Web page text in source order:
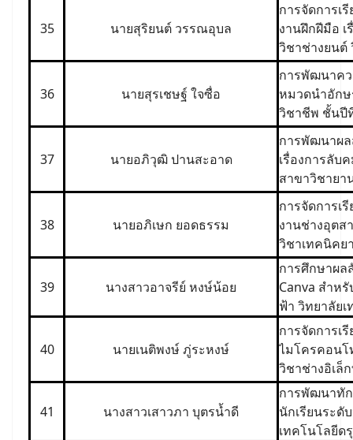
35 นายสุริยนต์ วรรณอุบล
การจัดการเ
งานฝึกฝีมือ
วิชาช่างยนต์
36 นายสุรเชษฐ์ ใจซื่อ
การพัฒนาคว
หมวดนำอักษ
วิชาชีพ ชั้นปี
37 นายอภิวุฒิ ปานสะอาด
การพัฒนาผล
เรื่องการลับ
สาขาวิชายา
38 นายอภิเษก ยอดธรรม
การจัดการเ
งานช่างอุตส
วิชาเทคนิคย
39 นางสาวอาจรีย์ หงษ์น้อย
การศึกษาผล
Canva สำห
ฟ้า วิทยาลัย
40 นายเนติพงษ์ ภู่ระหงษ์
การจัดการเ
ไมโครคอนโ
วิชาช่างอิเล็
41 นางสาวเสาวภา บุตรน้ำดี
การพัฒนาทัก
นักเรียนระดั
เทคโนโลยีด